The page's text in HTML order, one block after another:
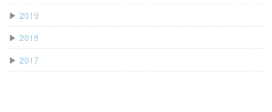
▶ 2019
▶ 2018
▶ 2017